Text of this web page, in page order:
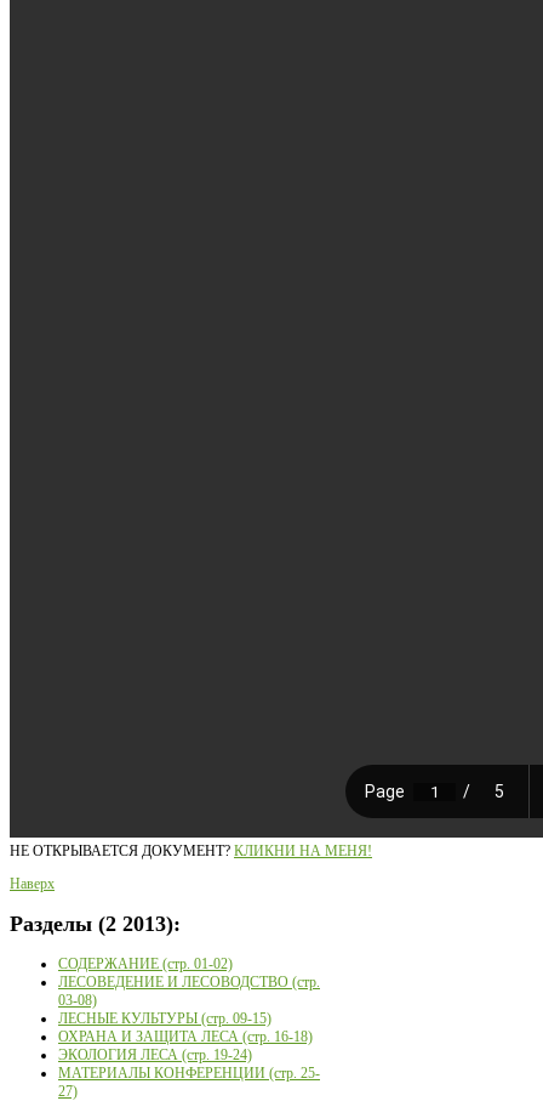
НЕ ОТКРЫВАЕТСЯ ДОКУМЕНТ? КЛИКНИ НА МЕНЯ!
Наверх
Разделы (2 2013):
СОДЕРЖАНИЕ (стр. 01-02)
ЛЕСОВЕДЕНИЕ И ЛЕСОВОДСТВО (стр.
03-08)
ЛЕСНЫЕ КУЛЬТУРЫ (стр. 09-15)
ОХРАНА И ЗАЩИТА ЛЕСА (стр. 16-18)
ЭКОЛОГИЯ ЛЕСА (стр. 19-24)
МАТЕРИАЛЫ КОНФЕРЕНЦИИ (стр. 25-
27)